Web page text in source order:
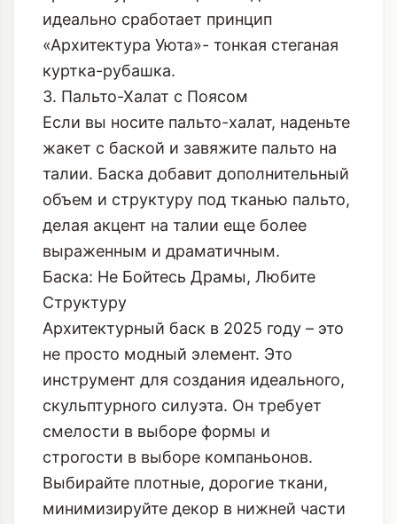
идеально сработает принцип
«Архитектура Уюта»- тонкая стеганая
куртка-рубашка.
3. Пальто-Халат с Поясом
Если вы носите пальто-халат, наденьте
жакет с баской и завяжите пальто на
талии. Баска добавит дополнительный
объем и структуру под тканью пальто,
делая акцент на талии еще более
выраженным и драматичным.
Баска: Не Бойтесь Драмы, Любите
Структуру
Архитектурный баск в 2025 году – это
не просто модный элемент. Это
инструмент для создания идеального,
скульптурного силуэта. Он требует
смелости в выборе формы и
строгости в выборе компаньонов.
Выбирайте плотные, дорогие ткани,
минимизируйте декор в нижней части